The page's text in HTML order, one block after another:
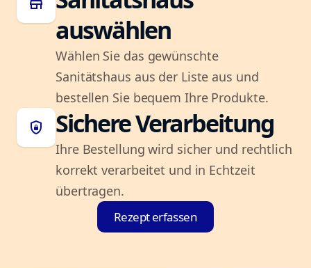
auswählen
Wählen Sie das gewünschte
Sanitätshaus aus der Liste aus und
bestellen Sie bequem Ihre Produkte.
shield_lock Sichere Verarbeitung
Ihre Bestellung wird sicher und rechtlich
korrekt verarbeitet und in Echtzeit
übertragen.
Rezept erfassen